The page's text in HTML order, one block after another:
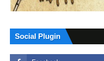
Social Plugin